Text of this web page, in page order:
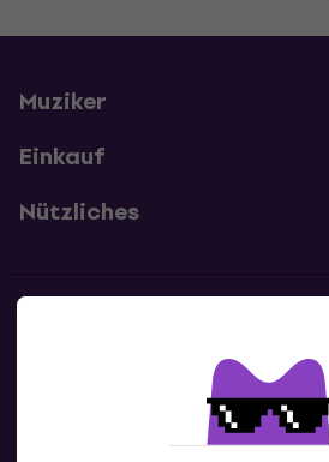
Muziker
Einkauf
Nützliches
Kontaktiere uns